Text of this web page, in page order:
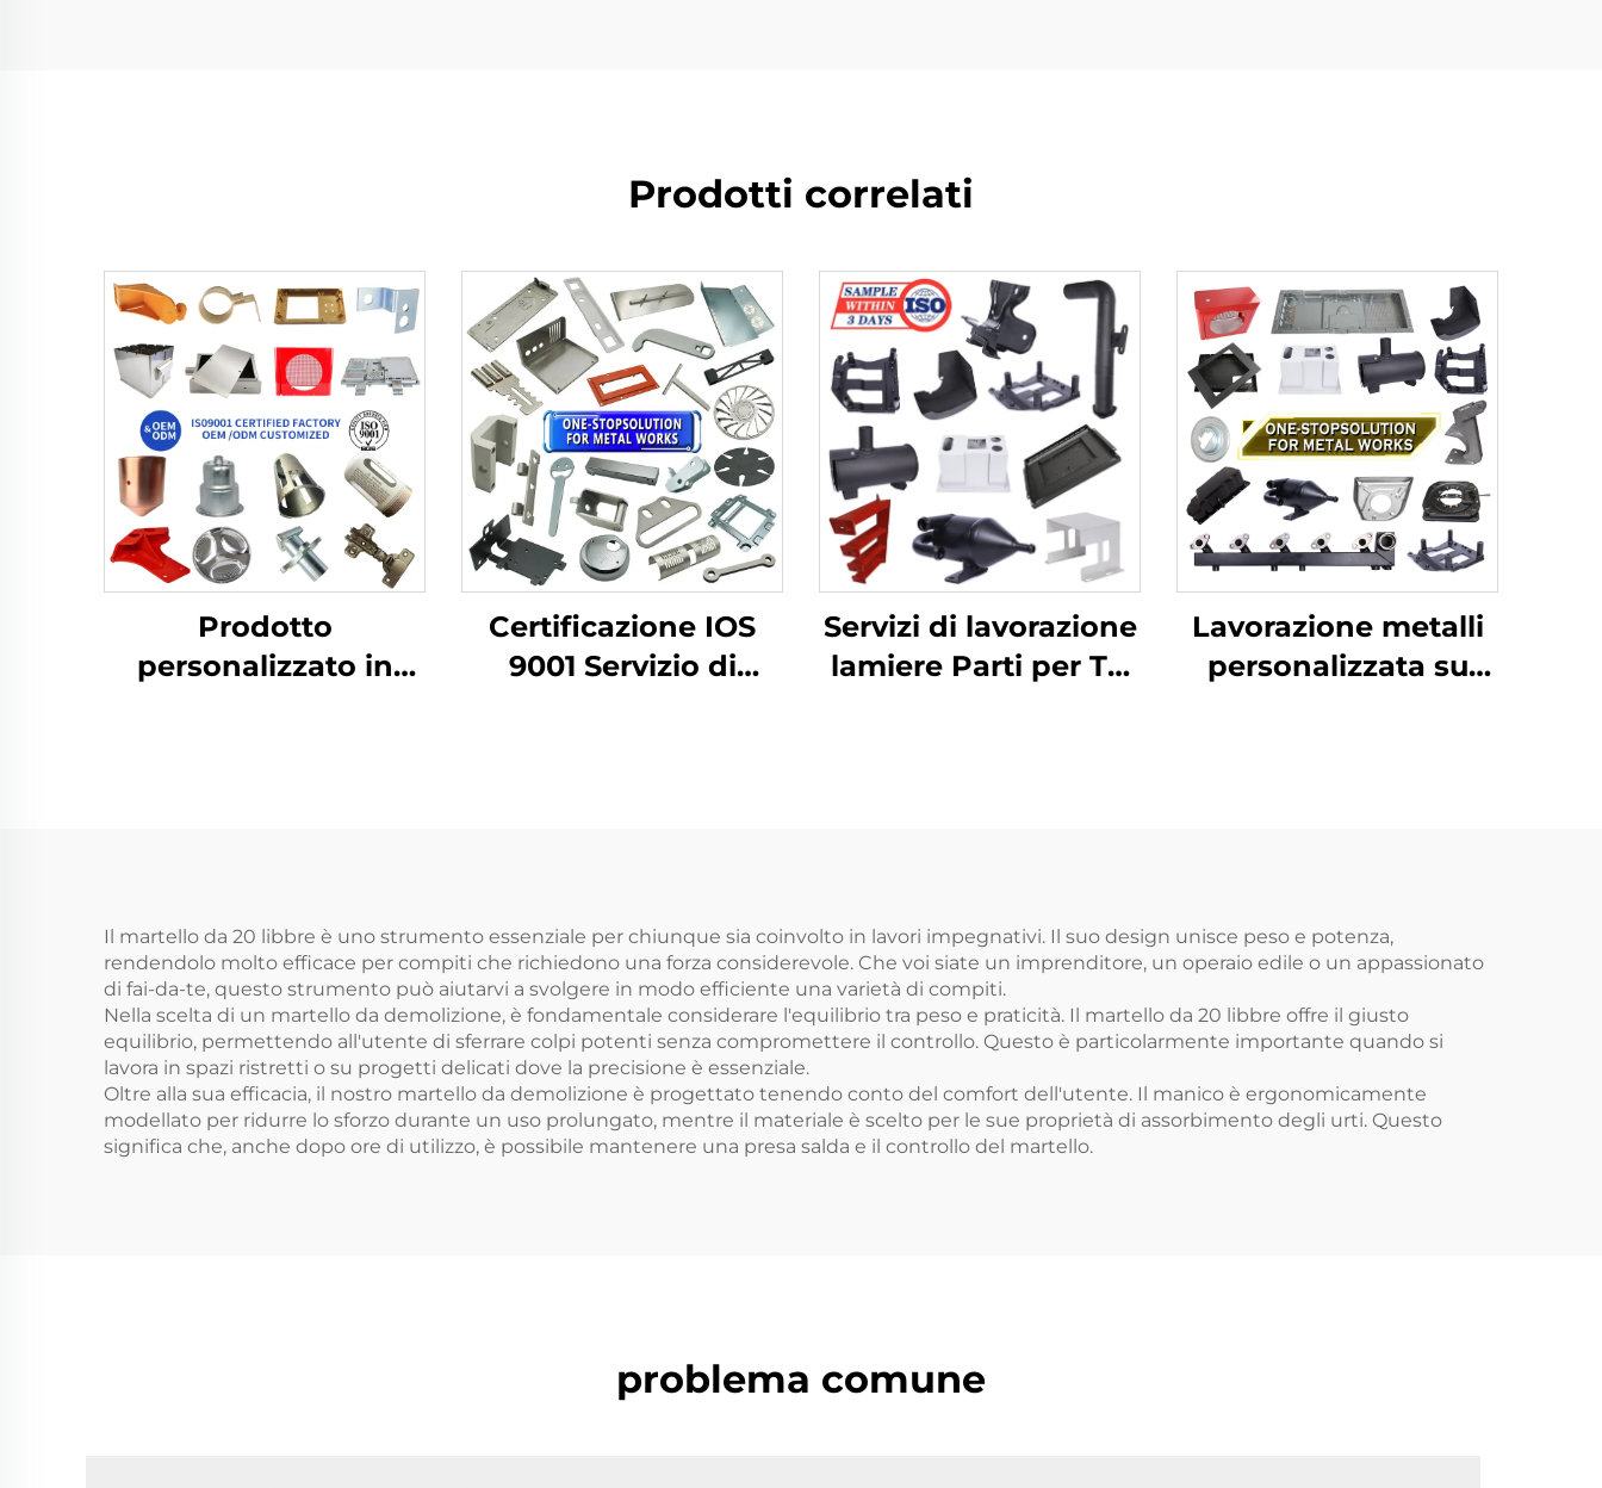
Prodotti correlati
Prodotto
personalizzato in
Certificazione IOS
9001 Servizio di
Servizi di lavorazione
lamiere Parti per TV
Lavorazione metalli
personalizzata su
Il martello da 20 libbre è uno strumento essenziale per chiunque sia coinvolto in lavori impegnativi. Il suo design unisce peso e potenza,
rendendolo molto efficace per compiti che richiedono una forza considerevole. Che voi siate un imprenditore, un operaio edile o un appassionato
di fai-da-te, questo strumento può aiutarvi a svolgere in modo efficiente una varietà di compiti.
Nella scelta di un martello da demolizione, è fondamentale considerare l'equilibrio tra peso e praticità. Il martello da 20 libbre offre il giusto
equilibrio, permettendo all'utente di sferrare colpi potenti senza compromettere il controllo. Questo è particolarmente importante quando si
lavora in spazi ristretti o su progetti delicati dove la precisione è essenziale.
Oltre alla sua efficacia, il nostro martello da demolizione è progettato tenendo conto del comfort dell'utente. Il manico è ergonomicamente
modellato per ridurre lo sforzo durante un uso prolungato, mentre il materiale è scelto per le sue proprietà di assorbimento degli urti. Questo
significa che, anche dopo ore di utilizzo, è possibile mantenere una presa salda e il controllo del martello.
problema comune